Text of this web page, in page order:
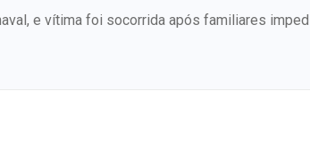
e vítima foi socorrida após familiares